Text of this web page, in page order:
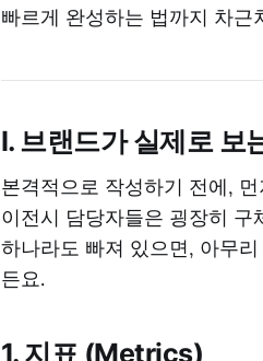
빠르게 완성하는 법까지 차근
I. 브랜드가 실제로 보
본격적으로 작성하기 전에,
이전시 담당자들은 굉장히
하나라도 빠져 있으면, 아무
든요.
1. 지표 (Metrics)